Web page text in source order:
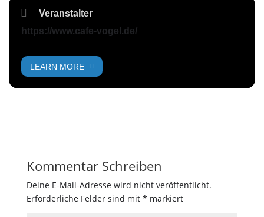
Veranstalter
https://www.cafe-vogel.de/
LEARN MORE
Kommentar Schreiben
Deine E-Mail-Adresse wird nicht veröffentlicht.
Erforderliche Felder sind mit * markiert